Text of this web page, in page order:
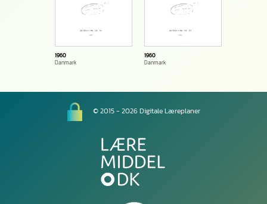
1960
Danmark
1960
Danmark
© 2015 - 2026 Digitale Læreplaner